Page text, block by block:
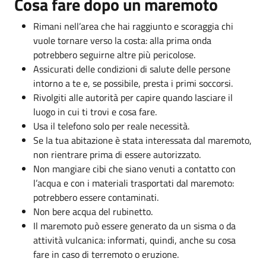
Rimani nell’area che hai raggiunto e scoraggia chi
vuole tornare verso la costa: alla prima onda
potrebbero seguirne altre più pericolose.
Assicurati delle condizioni di salute delle persone
intorno a te e, se possibile, presta i primi soccorsi.
Rivolgiti alle autorità per capire quando lasciare il
luogo in cui ti trovi e cosa fare.
Usa il telefono solo per reale necessità.
Se la tua abitazione è stata interessata dal maremoto,
non rientrare prima di essere autorizzato.
Non mangiare cibi che siano venuti a contatto con
l’acqua e con i materiali trasportati dal maremoto:
potrebbero essere contaminati.
Non bere acqua del rubinetto.
Il maremoto può essere generato da un sisma o da
attività vulcanica: informati, quindi, anche su cosa
fare in caso di terremoto o eruzione.